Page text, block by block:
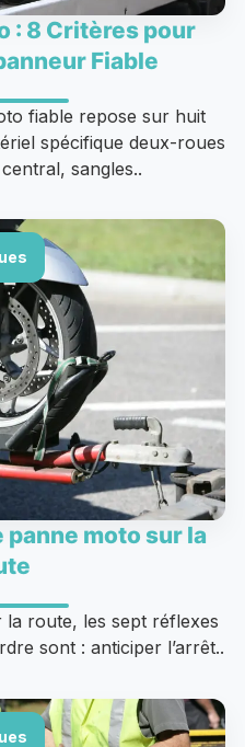
: 8 Critères pour
Fiable
fiable repose sur huit
spécifique deux-roues
sangles..
panne moto sur la
route, les sept réflexes
sont : anticiper l’arrêt..